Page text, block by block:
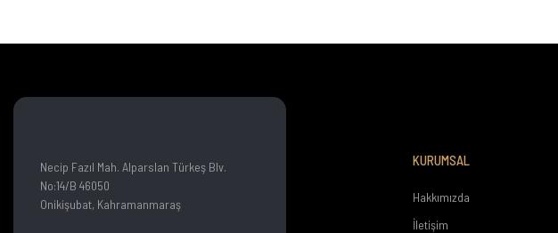
Necip Fazıl Mah. Alparslan Türkeş Blv.
No:14/B 46050
Onikişubat, Kahramanmaraş
KURUMSAL
Hakkımızda
İletişim